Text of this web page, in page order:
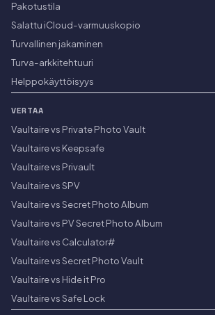
Pakotustila
Salattu iCloud-varmuuskopio
Turvallinen jakaminen
Turva-arkkitehtuuri
Helppokäyttöisyys
VERTAA
Vaultaire vs Private Photo Vault
Vaultaire vs Keepsafe
Vaultaire vs Privault
Vaultaire vs SPV
Vaultaire vs Secret Photo Album
Vaultaire vs PV Secret Photo Album
Vaultaire vs Calculator#
Vaultaire vs Secret Photo Vault
Vaultaire vs Hide it Pro
Vaultaire vs Safe Lock